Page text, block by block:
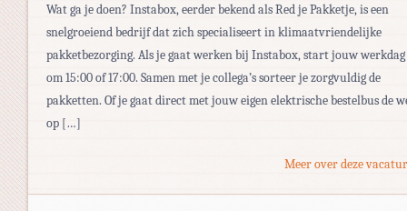
Wat ga je doen? Instabox, eerder bekend als Red je Pakketje, is een
snelgroeiend bedrijf dat zich specialiseert in klimaatvriendelijke
pakketbezorging. Als je gaat werken bij Instabox, start jouw werkdag
om 15:00 of 17:00. Samen met je collega’s sorteer je zorgvuldig de
pakketten. Of je gaat direct met jouw eigen elektrische bestelbus de
op […]
Meer over deze